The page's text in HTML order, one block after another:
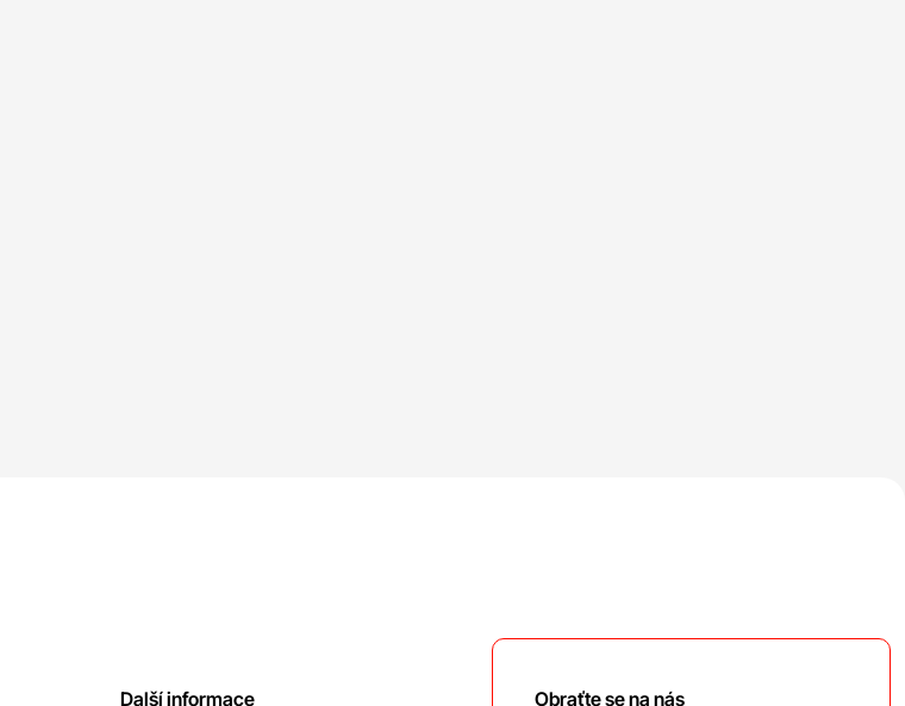
Další informace Obraťte se na nás